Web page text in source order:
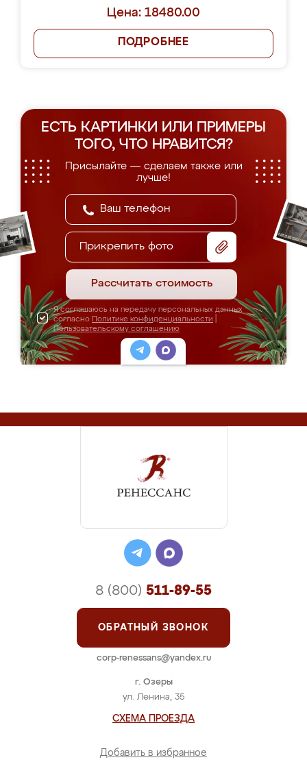
Цена: 18480.00
ПОДРОБНЕЕ
ЕСТЬ КАРТИНКИ ИЛИ ПРИМЕРЫ
ТОГО, ЧТО НРАВИТСЯ?
Присылайте — сделаем также или
лучше!
Прикрепить фото
Рассчитать стоимость
Я соглашаюсь на передачу персональных данных
согласно Политике конфиденциальности
Пользовательскому соглашению
г. Озеры
ул. Ленина, 35
СХЕМА ПРОЕЗДА
Добавить в избранное
8 (800) 511-89-55
ОБРАТНЫЙ ЗВОНОК
corp-renessans@yandex.ru